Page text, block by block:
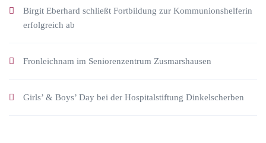
Birgit Eberhard schließt Fortbildung zur Kommunionshelferin
erfolgreich ab
Fronleichnam im Seniorenzentrum Zusmarshausen
Girls’ & Boys’ Day bei der Hospitalstiftung Dinkelscherben